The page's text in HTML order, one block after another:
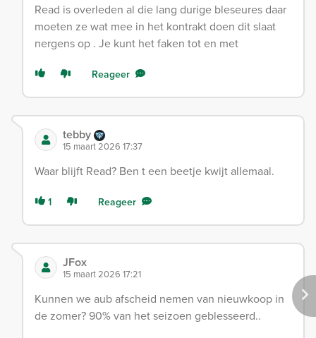
Read is overleden al die lang durige bleseures daar
moeten ze wat mee in het kontrakt doen dit slaat
nergens op . Je kunt het faken tot en met
Reageer
tebby
15 maart 2026 17:37
Waar blijft Read? Ben t een beetje kwijt allemaal.
1 Reageer
JFox
15 maart 2026 17:21
Kunnen we aub afscheid nemen van nieuwkoop in
de zomer? 90% van het seizoen geblesseerd..